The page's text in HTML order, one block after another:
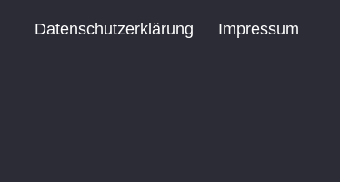
Datenschutzerklärung Impressum